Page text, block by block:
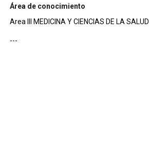
Área de conocimiento
Area III MEDICINA Y CIENCIAS DE LA SALUD
---